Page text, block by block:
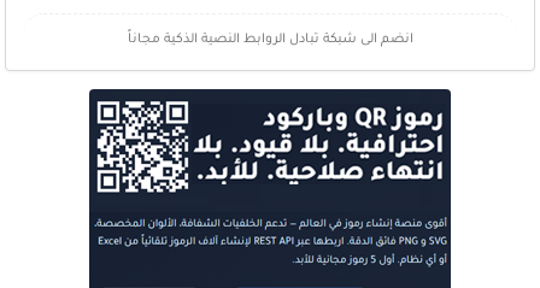
انضم الى شبكة تبادل الروابط النصية الذكية مجاناً